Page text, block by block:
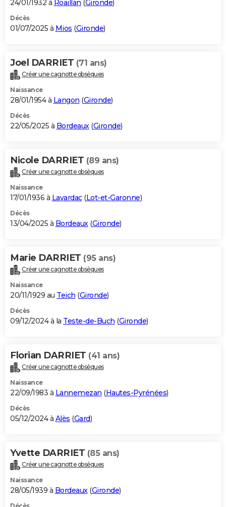
24/01/1932 à Roaillan (Gironde)
Décès
01/07/2025 à Mios (Gironde)
Joel DARRIET (71 ans)
Créer une cagnotte obsèques
Naissance
28/01/1954 à Langon (Gironde)
Décès
22/05/2025 à Bordeaux(Gironde)
Nicole DARRIET (89 ans)
Créer une cagnotte obsèques
Naissance
17/01/1936 à Lavardac(Lot-et-Garonne)
Décès
13/04/2025 à Bordeaux(Gironde)
Marie DARRIET (95 ans)
Créer une cagnotte obsèques
Naissance
20/11/1929 au Teich (Gironde)
Décès
09/12/2024 à la Teste-de-Buch (Gironde)
Florian DARRIET (41 ans)
Créer une cagnotte obsèques
Naissance
22/09/1983 à Lannemezan (Hautes-Pyrénées)
Décès
05/12/2024 à Alès (Gard)
Yvette DARRIET (85 ans)
Créer une cagnotte obsèques
Naissance
28/05/1939 à Bordeaux (Gironde)